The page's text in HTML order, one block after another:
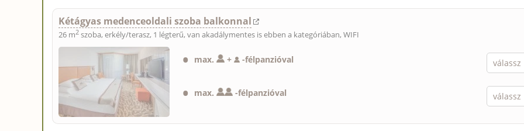
Kétágyas medenceoldali szoba balkonnal
26 m2 szoba, erkély/terasz, 1 légterű, van akadálymentes is ebben a kategóriában, WIFI
max. + -félpanzióval
max. -félpanzióval